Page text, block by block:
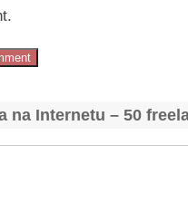
na Internetu – 50